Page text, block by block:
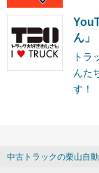
ん」
トラ
んた
す！
中古トラックの栗山自